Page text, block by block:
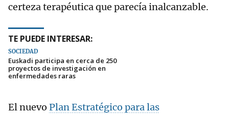
certeza terapéutica que parecía inalcanzable.
TE PUEDE INTERESAR:
SOCIEDAD
Euskadi participa en cerca de 250
proyectos de investigación en
enfermedades raras
El nuevo Plan Estratégico para las